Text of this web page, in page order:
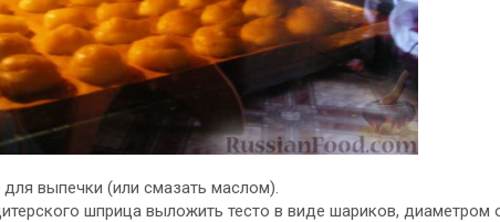
для выпечки (или смазать маслом).
шприца выложить тесто в виде шариков, диаметром